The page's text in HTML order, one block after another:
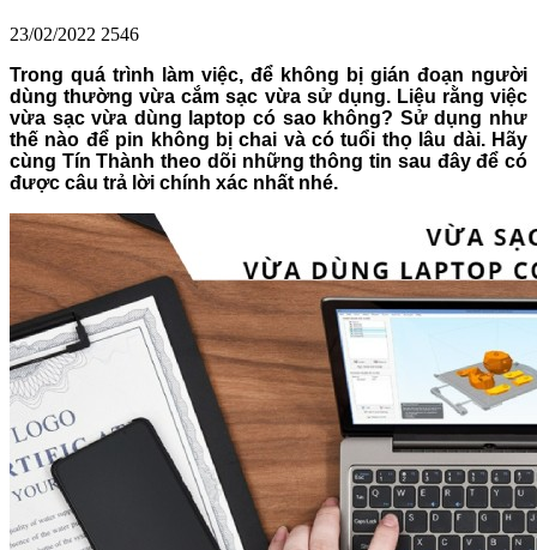
23/02/2022 2546
Trong quá trình làm việc, để không bị gián đoạn người
dùng thường vừa cắm sạc vừa sử dụng. Liệu rằng việc
vừa sạc vừa dùng laptop có sao không? Sử dụng như
thế nào để pin không bị chai và có tuổi thọ lâu dài. Hãy
cùng Tín Thành theo dõi những thông tin sau đây để có
được câu trả lời chính xác nhất nhé.